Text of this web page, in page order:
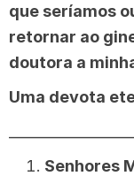
que seríamos
retornar ao
doutora a
Uma devota
Senhores